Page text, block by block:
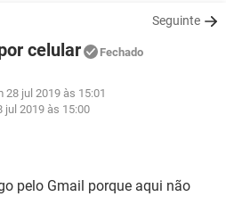
GMAIL
GMAIL
WHATSAPP
EXCEL
WHATSAPP
GMAIL
Seguinte
celular Fechado
28 jul 2019 às 15:01
jul 2019 às 15:00
pelo Gmail porque aqui não